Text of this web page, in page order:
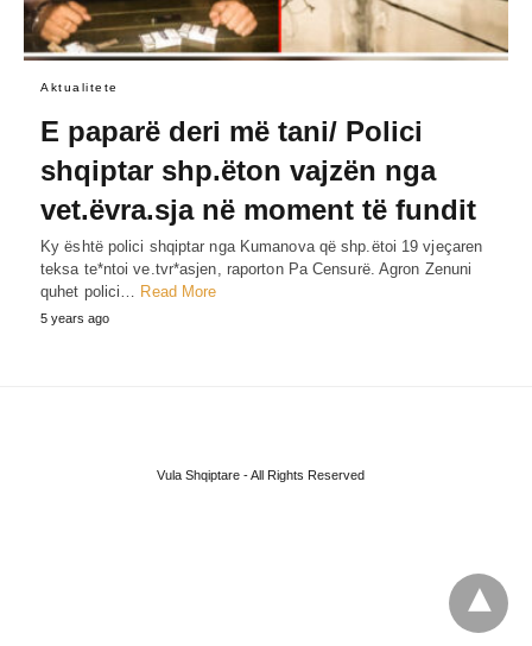
Aktualitete
Е paparë deri më tani/ Polici
shqiptar shp.ëton vajzën nga
vet.ëvra.sja në moment të fundit
Ky është polici shqiptar nga Kumanova që shp.ëtoi 19 vjeçaren
teksa te*ntoi ve.tvr*asjen, raporton Pa Censurë. Agron Zenuni
quhet polici… Read More
5 years ago
Vula Shqiptare - All Rights Reserved